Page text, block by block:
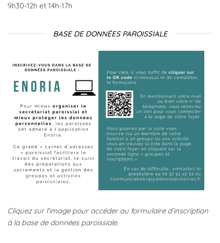
9h30-12h et 14h-17h
BASE DE DONNÉES PAROISSIALE
Cliquez sur l’image pour accéder au formulaire d’inscription
à la base de données paroissiale.